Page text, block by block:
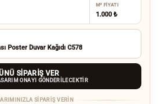
M² FIYATI
1.000 ₺
Poster Duvar Kağıdı C578
SIPARIŞ VER
ONAYI GÖNDERILECEKTIR
SIPARIŞ VERIN